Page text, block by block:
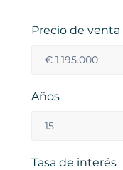
Precio de venta
Años
Tasa de interés